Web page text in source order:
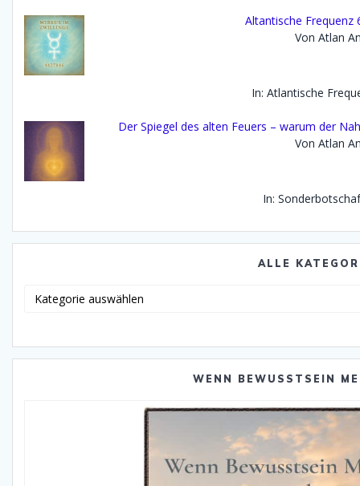
Altantische Frequenz
Von Atlan
In: Atlantische
Der Spiegel des alten Feuers – warum der
Von Atlan
In:
ALLE
WENN BEWUSSTSEIN